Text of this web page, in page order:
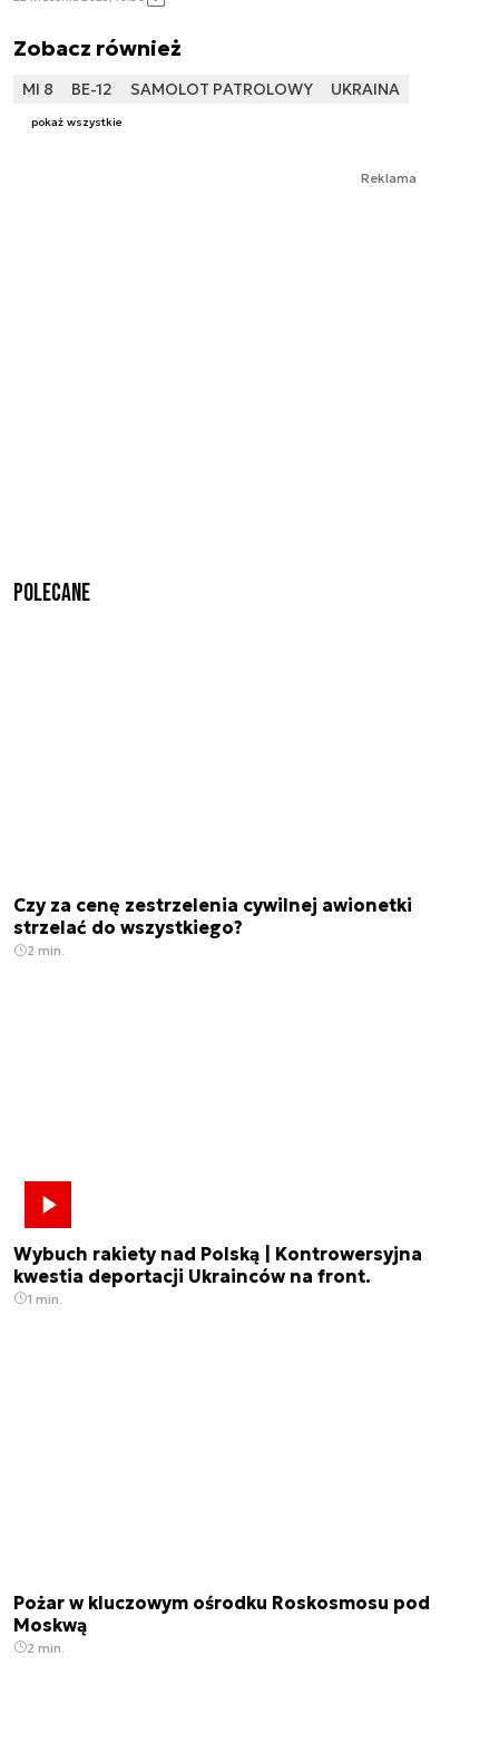
Zobacz również
MI 8 BE-12 SAMOLOT PATROLOWY UKRAINA
pokaż wszystkie
Reklama
Polecane
Czy za cenę zestrzelenia cywilnej awionetki
strzelać do wszystkiego?
2 min.
Wybuch rakiety nad Polską | Kontrowersyjna
kwestia deportacji Ukrainców na front.
1 min.
Pożar w kluczowym ośrodku Roskosmosu pod
Moskwą
2 min.